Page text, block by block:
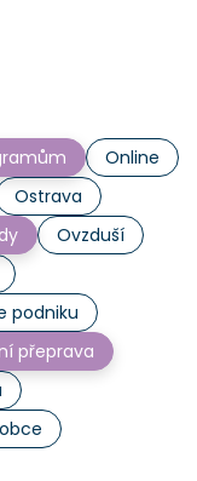
Online
Ostrava
Ovzduší
podniku
přeprava